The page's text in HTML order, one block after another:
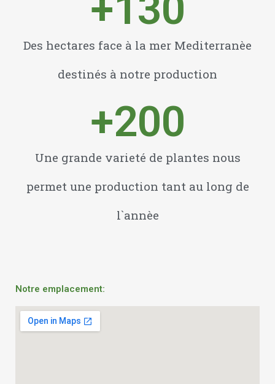
Des hectares face à la mer Mediterranèe
destinés à notre production
+200
Une grande varieté de plantes nous
permet une production tant au long de
l`annèe